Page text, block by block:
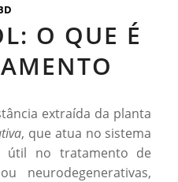
O QUE É
extraída da planta
, que atua no sistema
útil no tratamento de
neurodegenerativas,